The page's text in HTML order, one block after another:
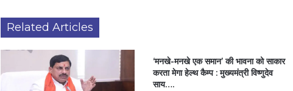
Related Articles
‘मनखे-मनखे एक समान’ की भावना को साकार
करता मेगा हेल्थ कैम्प : मुख्यमंत्री विष्णुदेव
साय….